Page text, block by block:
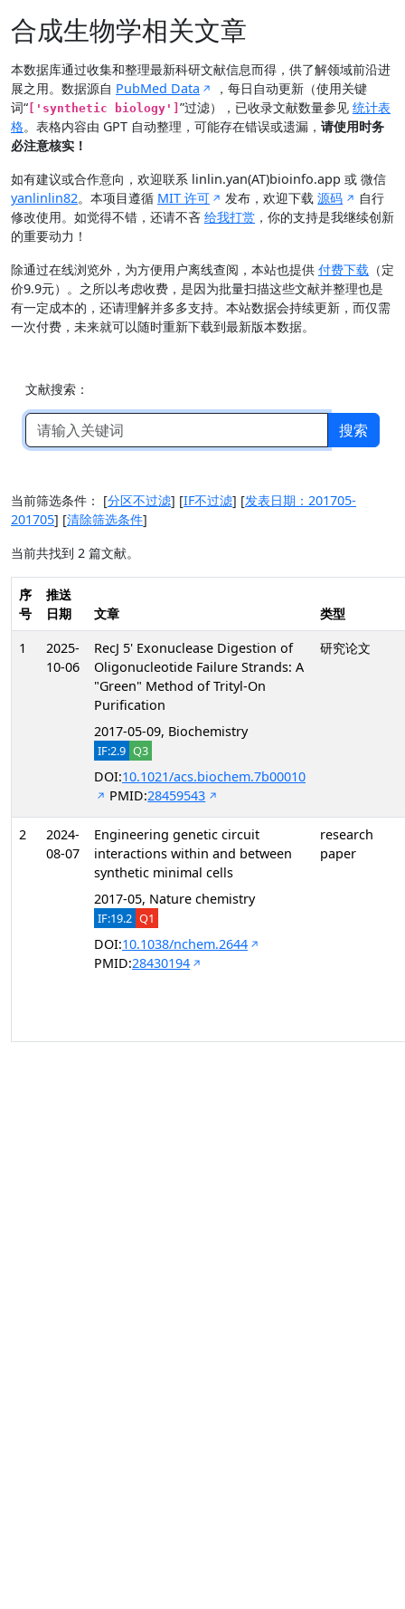
合成生物学相关文章
本数据库通过收集和整理最新科研文献信息而得，供了解领域前沿进
展之用。数据源自 PubMed Data
，每日自动更新（使用关键
词“ ['synthetic biology'] ”过滤），已收录文献数量参见 统计表
格。表格内容由 GPT 自动整理，可能存在错误或遗漏， 请使用时务
必注意核实！
如有建议或合作意向，欢迎联系 linlin.yan(AT)bioinfo.app 或 微信
yanlinlin82。本项目遵循 MIT 许可 发布，欢迎下载源码
自行
修改使用。如觉得不错，还请不吝 给我打赏 ，你的支持是我继续创新
的重要动力！
除通过在线浏览外，为方便用户离线查阅，本站也提供 付费下载 （定
价9.9元）。之所以考虑收费，是因为批量扫描这些文献并整理也是
有一定成本的，还请理解并多多支持。本站数据会持续更新，而仅需
一次付费，未来就可以随时重新下载到最新版本数据。
文献搜索：
搜索
当前筛选条件： [分区不过滤] [IF不过滤] [发表日期：201705-
201705] [清除筛选条件]
当前共找到 2 篇文献。
序
号
推送
日期
文章
类型
1
2025-
10-06
RecJ 5' Exonuclease Digestion of
Oligonucleotide Failure Strands: A
"Green" Method of Trityl-On
Purification
2017-05-09, Biochemistry
IF:2.9 Q3
DOI:10.1021/acs.biochem.7b00010
PMID:28459543
研究论文
2
2024-
08-07
Engineering genetic circuit
interactions within and between
synthetic minimal cells
2017-05, Nature chemistry
IF:19.2 Q1
DOI:10.1038/nchem.2644
PMID:28430194
research
paper